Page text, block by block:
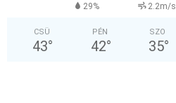
29% 2.2m/s
CSÜ
43°
PÉN
42°
SZO
35°